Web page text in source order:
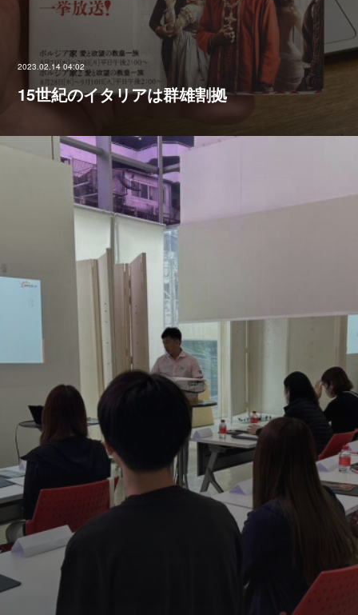
2023.02.14 04:02
15世紀のイタリアは群雄割拠